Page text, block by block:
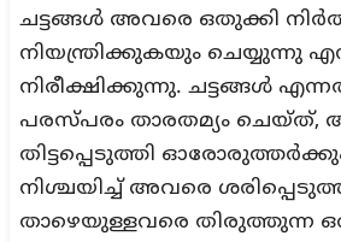
ചട്ടങ്ങൾ അവരെ ഒതുക്കി
നിയന്ത്രിക്കുകയും ചെയ്യുന്നു
നിരീക്ഷിക്കുന്നു. ചട്ടങ്ങൾ
പരസ്പരം താരതമ്യം ചെയ്ത്,
തിട്ടപ്പെടുത്തി
നിശ്ചയിച്ച് അവരെ
താഴെയുള്ളവരെ തിരുത്തുന്ന